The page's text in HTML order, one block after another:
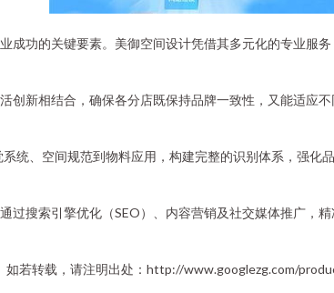
成功的关键要素。美御空间设计凭借其多元化的专业服
创新相结合，确保各分店既保持品牌一致性，又能适应
统、空间规范到物料应用，构建完整的识别体系，强化
过搜索引擎优化（SEO）、内容营销及社交媒体推广，
如若转载，请注明出处：http://www.googlezg.com/